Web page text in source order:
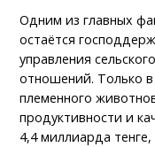
Одним из главных
остаётся
управления
отношений. Только
племенного
продуктивности и
4,4 миллиарда